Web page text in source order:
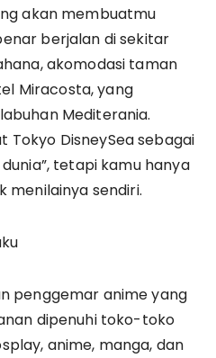
akan membuatmu
berjalan di sekitar
akomodasi taman
Miracosta, yang
Mediterania.
Tokyo DisneySea sebagai
tetapi kamu hanya
menilainya sendiri.
penggemar anime yang
dipenuhi toko-toko
anime, manga, dan